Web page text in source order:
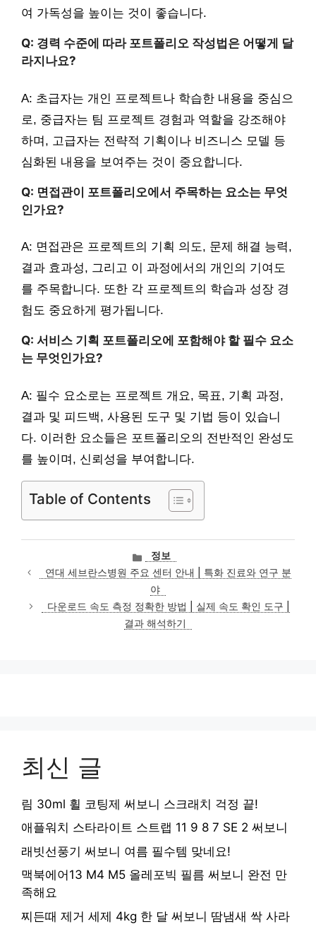
여 가독성을 높이는 것이 좋습니다.
Q: 경력 수준에 따라 포트폴리오 작성법은 어떻게 달
라지나요?
A: 초급자는 개인 프로젝트나 학습한 내용을 중심으
로, 중급자는 팀 프로젝트 경험과 역할을 강조해야
하며, 고급자는 전략적 기획이나 비즈니스 모델 등
심화된 내용을 보여주는 것이 중요합니다.
Q: 면접관이 포트폴리오에서 주목하는 요소는 무엇
인가요?
A: 면접관은 프로젝트의 기획 의도, 문제 해결 능력,
결과 효과성, 그리고 이 과정에서의 개인의 기여도
를 주목합니다. 또한 각 프로젝트의 학습과 성장 경
험도 중요하게 평가됩니다.
Q: 서비스 기획 포트폴리오에 포함해야 할 필수 요소
는 무엇인가요?
A: 필수 요소로는 프로젝트 개요, 목표, 기획 과정,
결과 및 피드백, 사용된 도구 및 기법 등이 있습니
다. 이러한 요소들은 포트폴리오의 전반적인 완성도
를 높이며, 신뢰성을 부여합니다.
Table of Contents
카
테
고
리
정보
연대 세브란스병원 주요 센터 안내 | 특화 진료와 연구 분
야
다운로드 속도 측정 정확한 방법 | 실제 속도 확인 도구 |
결과 해석하기
최신 글
림 30ml 휠 코팅제 써보니 스크래치 걱정 끝!
애플워치 스타라이트 스트랩 11 9 8 7 SE 2 써보니
래빗선풍기 써보니 여름 필수템 맞네요!
맥북에어13 M4 M5 올레포빅 필름 써보니 완전 만
족해요
찌든때 제거 세제 4kg 한 달 써보니 땀냄새 싹 사라